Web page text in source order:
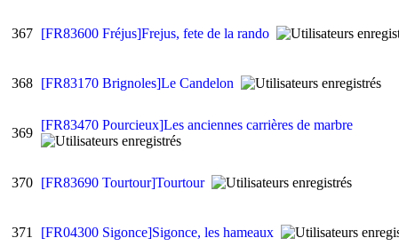
367 [FR83600 Fréjus]Frejus, fete de la rando
368 [FR83170 Brignoles]Le Candelon
369
[FR83470 Pourcieux]Les anciennes carrières de marbre
370 [FR83690 Tourtour]Tourtour
371 [FR04300 Sigonce]Sigonce, les hameaux